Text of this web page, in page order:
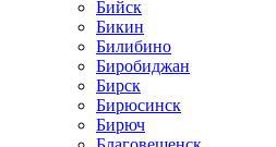
Бийск
Бикин
Билибино
Биробиджан
Бирск
Бирюсинск
Бирюч